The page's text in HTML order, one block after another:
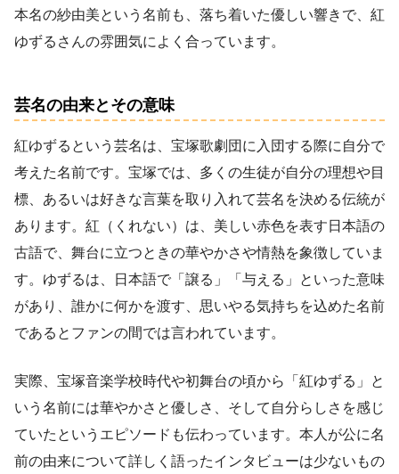
本名の紗由美という名前も、落ち着いた優しい響きで、紅
ゆずるさんの雰囲気によく合っています。
芸名の由来とその意味
紅ゆずるという芸名は、宝塚歌劇団に入団する際に自分で
考えた名前です。宝塚では、多くの生徒が自分の理想や目
標、あるいは好きな言葉を取り入れて芸名を決める伝統が
あります。紅（くれない）は、美しい赤色を表す日本語の
古語で、舞台に立つときの華やかさや情熱を象徴していま
す。ゆずるは、日本語で「譲る」「与える」といった意味
があり、誰かに何かを渡す、思いやる気持ちを込めた名前
であるとファンの間では言われています。
実際、宝塚音楽学校時代や初舞台の頃から「紅ゆずる」と
いう名前には華やかさと優しさ、そして自分らしさを感じ
ていたというエピソードも伝わっています。本人が公に名
前の由来について詳しく語ったインタビューは少ないもの